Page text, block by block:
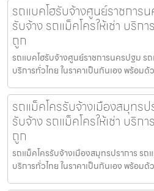
รถแบคโฮรับจ้างศูนย์ราชการ
รับจ้าง รถแม็คโครให้เช่า บริก
ถูก
รถแบคโฮรับจ้างศูนย์ราชการนครปฐม รถ
บริการทั่วไทย ในราคาเป็นกันเอง พร้อม
รถแม็คโครรับจ้างเมืองสมุทร
รับจ้าง รถแม็คโครให้เช่า บริก
ถูก
รถแม็คโครรับจ้างเมืองสมุทรปราการ รถ
บริการทั่วไทย ในราคาเป็นกันเอง พร้อม